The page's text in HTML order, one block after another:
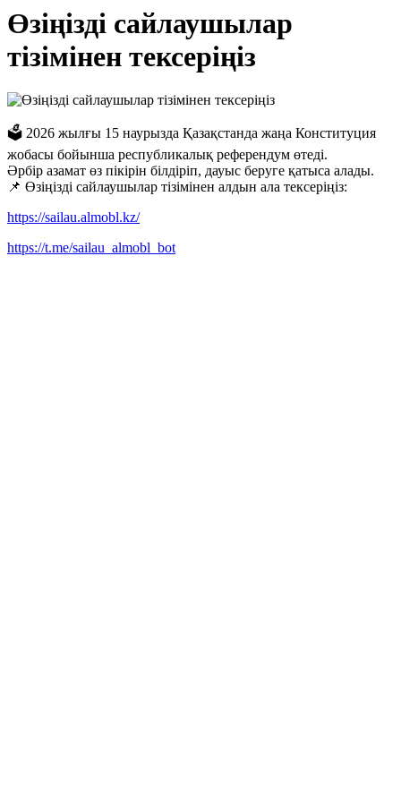
Өзіңізді сайлаушылар
тізімінен тексеріңіз
🗳 2026 жылғы 15 наурызда Қазақстанда жаңа Конституция
жобасы бойынша республикалық референдум өтеді.
Әрбір азамат өз пікірін білдіріп, дауыс беруге қатыса алады.
📌 Өзіңізді сайлаушылар тізімінен алдын ала тексеріңіз:
https://sailau.almobl.kz/
https://t.me/sailau_almobl_bot